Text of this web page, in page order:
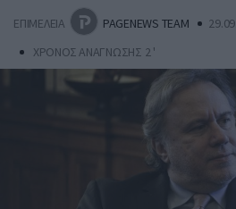
ΕΠΙΜΕΛΕΙΑ PAGENEWS TEAM
ΧΡΟΝΟΣ ΑΝΑΓΝΩΣΗΣ 2 '